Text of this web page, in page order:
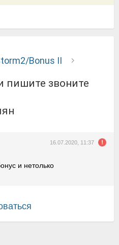
Bonus II
16.07.2020, 11:37
и нетолько